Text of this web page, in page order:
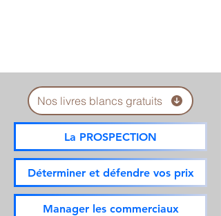
Nos livres blancs gratuits
La PROSPECTION
Déterminer et défendre vos prix
Manager les commerciaux